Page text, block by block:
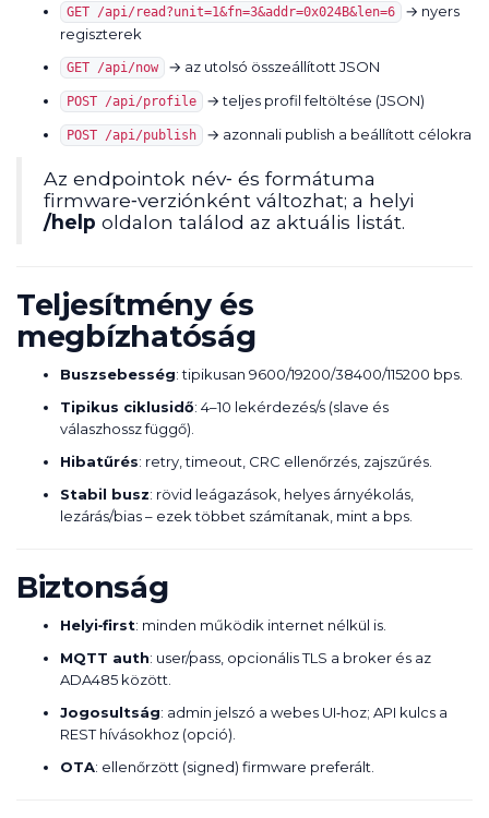
GET /api/read?unit=1&fn=3&addr=0x024B&len=6
→ nyers
regiszterek
GET /api/now → az utolsó összeállított JSON
POST /api/profile → teljes profil feltöltése (JSON)
POST /api/publish → azonnali publish a beállított célokra
Az endpointok név‑ és formátuma
firmware‑verziónként változhat; a helyi
/help oldalon találod az aktuális listát.
Teljesítmény és
megbízhatóság
Buszsebesség: tipikusan 9600/19200/38400/115200 bps.
Tipikus ciklusidő: 4–10 lekérdezés/s (slave és
válaszhossz függő).
Hibatűrés: retry, timeout, CRC ellenőrzés, zajszűrés.
Stabil busz: rövid leágazások, helyes árnyékolás,
lezárás/bias – ezek többet számítanak, mint a bps.
Biztonság
Helyi‑first: minden működik internet nélkül is.
MQTT auth: user/pass, opcionális TLS a broker és az
ADA485 között.
Jogosultság: admin jelszó a webes UI‑hoz; API kulcs a
REST hívásokhoz (opció).
OTA: ellenőrzött (signed) firmware preferált.